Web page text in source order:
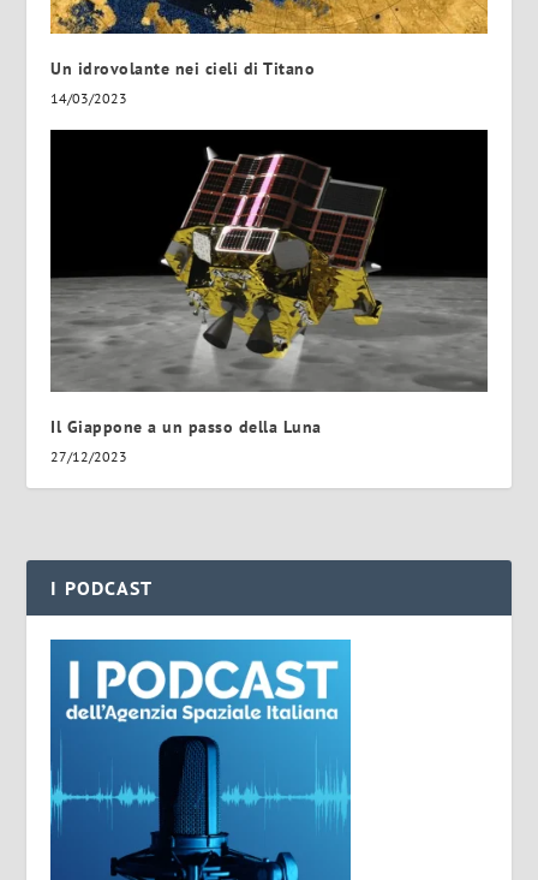
Un idrovolante nei cieli di Titano
14/03/2023
Il Giappone a un passo della Luna
27/12/2023
I PODCAST